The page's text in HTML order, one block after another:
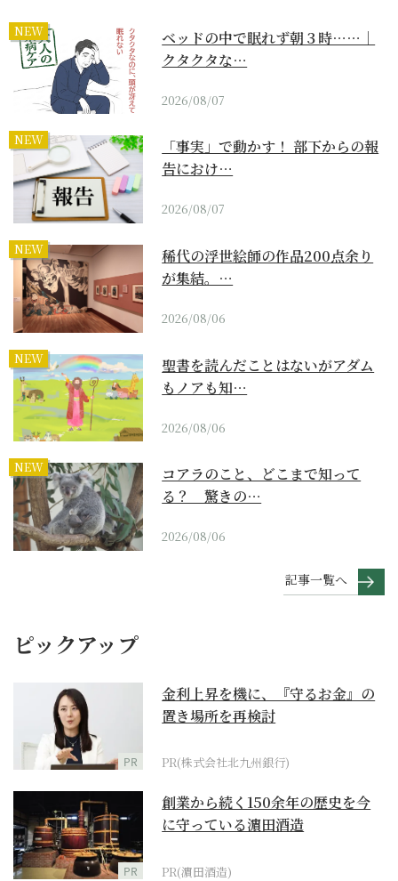
NEW
ベッドの中で眠れず朝３時……｜
クタクタな…
2026/08/07
NEW
「事実」で動かす！ 部下からの報
告におけ…
2026/08/07
NEW
稀代の浮世絵師の作品200点余り
が集結。…
2026/08/06
NEW
聖書を読んだことはないがアダム
もノアも知…
2026/08/06
NEW
コアラのこと、どこまで知って
る？ 驚きの…
2026/08/06
記事一覧へ
ピックアップ
PR
金利上昇を機に、『守るお金』の
置き場所を再検討
PR(株式会社北九州銀行)
PR
創業から続く150余年の歴史を今
に守っている濵田酒造
PR(濵田酒造)